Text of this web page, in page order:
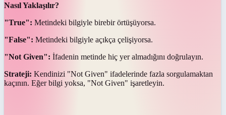
Nasıl Yaklaşılır?
"True": Metindeki bilgiyle birebir örtüşüyorsa.
"False": Metindeki bilgiyle açıkça çelişiyorsa.
"Not Given": İfadenin metinde hiç yer almadığını doğrulayın.
Strateji: Kendinizi "Not Given" ifadelerinde fazla sorgulamaktan
kaçının. Eğer bilgi yoksa, "Not Given" işaretleyin.